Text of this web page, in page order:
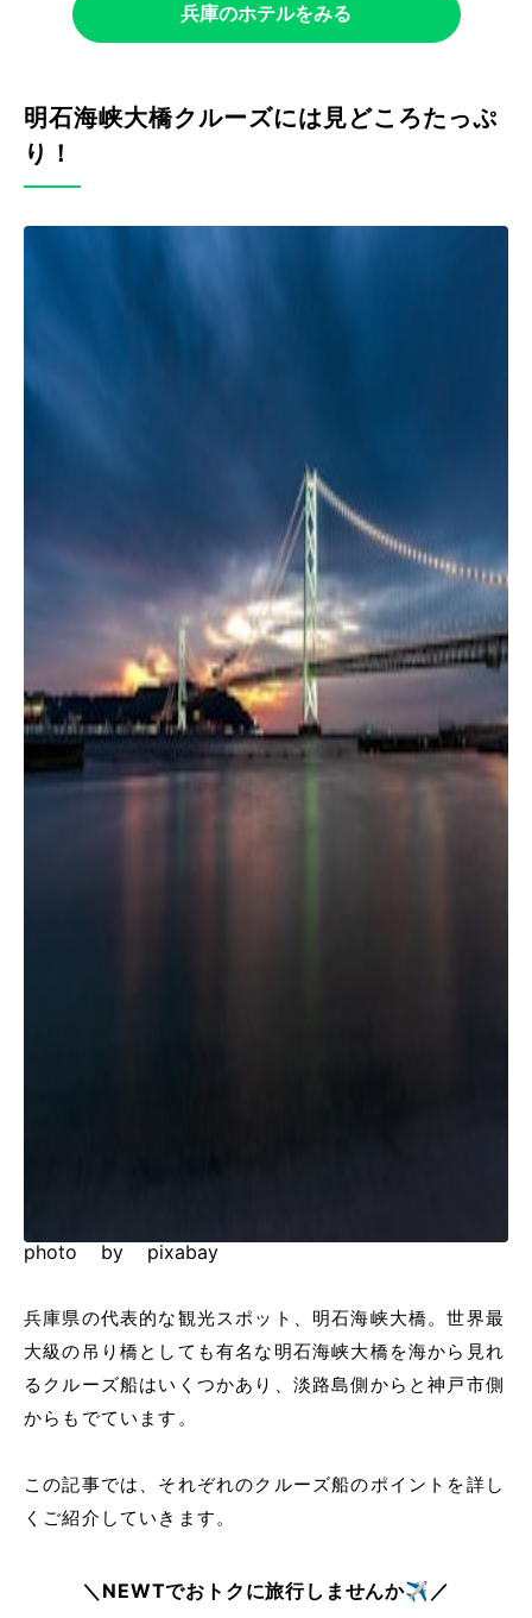
兵庫のホテルをみる
明石海峡大橋クルーズには見どころたっぷ
り！
photo by pixabay
兵庫県の代表的な観光スポット、明石海峡大橋。世界最
大級の吊り橋としても有名な明石海峡大橋を海から見れ
るクルーズ船はいくつかあり、淡路島側からと神戸市側
からもでています。
この記事では、それぞれのクルーズ船のポイントを詳し
くご紹介していきます。
＼NEWTでおトクに旅行しませんか✈️／